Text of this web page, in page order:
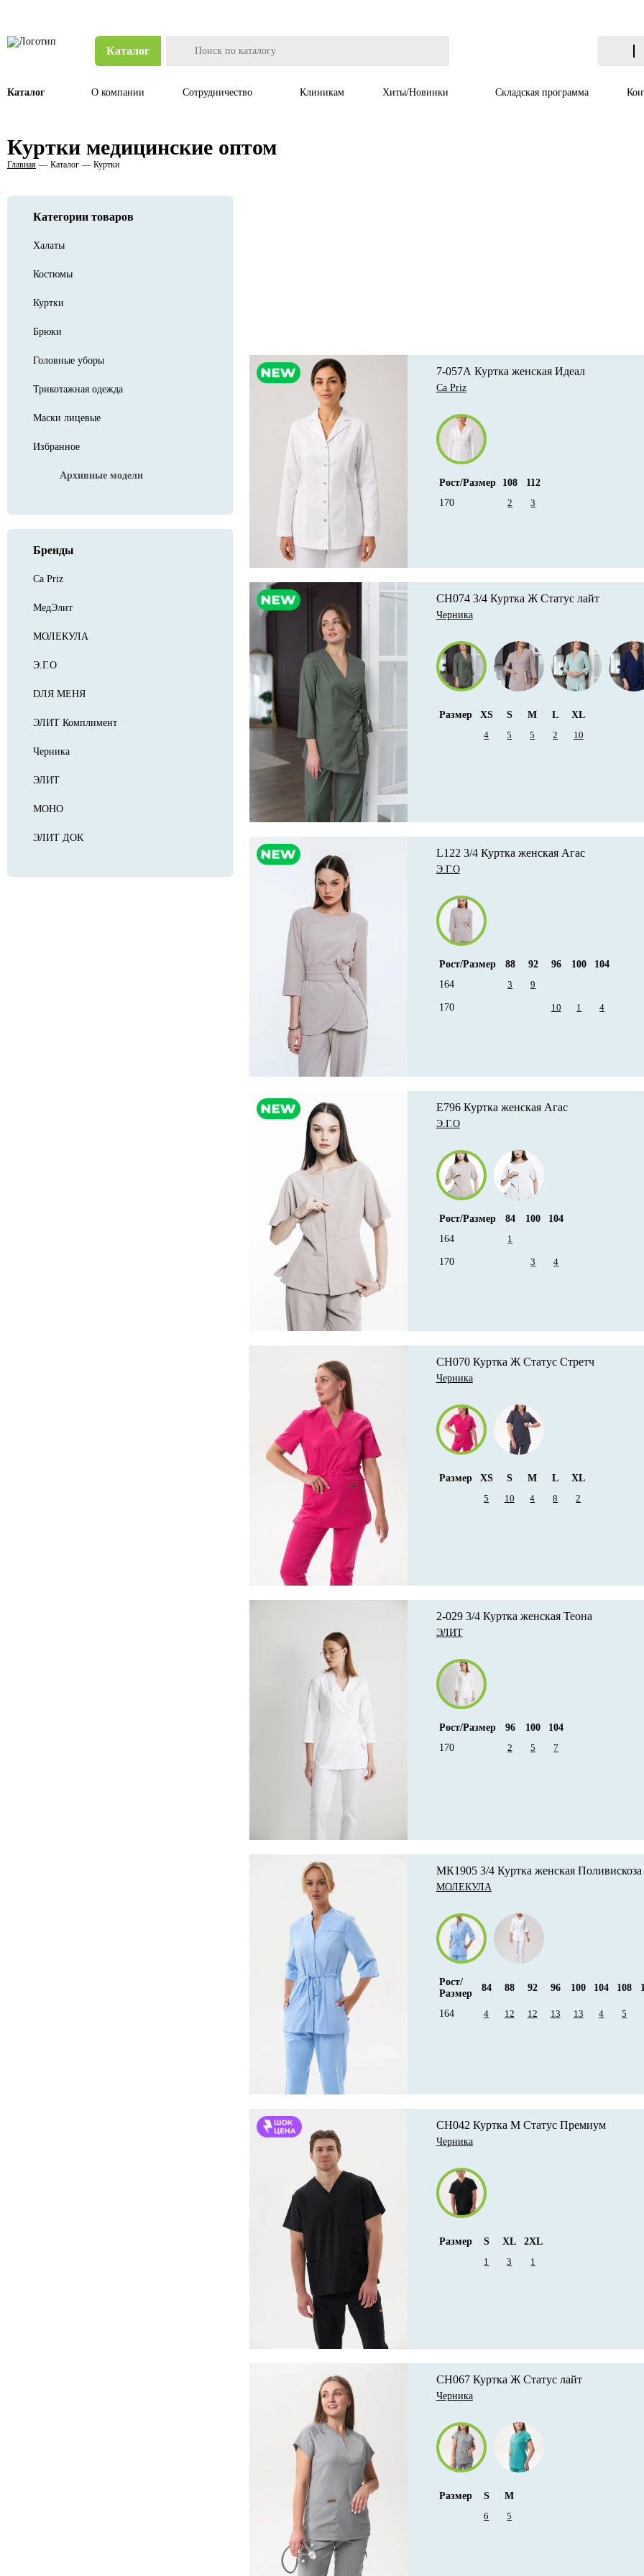
Каталог
Каталог О компании Сотрудничество Клиникам Хиты/Новинки Складская программа
Куртки медицинские оптом
Главная Каталог Куртки
Категории товаров
Халаты
Костюмы
Куртки
Брюки
Головные уборы
Трикотажная одежда
Маски лицевые
Избранное
Архивные модели
Бренды
Ca Priz
МедЭлит
МОЛЕКУЛА
Э.Г.О
DЛЯ МЕНЯ
ЭЛИТ Комплимент
Черника
ЭЛИТ
МОНО
ЭЛИТ ДОК
7-057А Куртка женская Идеал
Ca Priz
Рост/Размер 108
112
170
2 3
CH074 3/4 Куртка Ж Статус лайт
Черника
Размер XS S M L
XL
4
5 5 2 10
L122 3/4 Куртка женская Агас
Э.Г.О
Рост/Размер 88 92 96 100
104
164
3 9
170 10 1 4
E796 Куртка женская Агас
Э.Г.О
Рост/Размер 84 100
104
164
1
170 3 4
CH070 Куртка Ж Статус Стретч
Черника
Размер XS S M L
XL
5
10 4 8 2
2-029 3/4 Куртка женская Теона
ЭЛИТ
Рост/Размер 96 100
104
170
2 5 7
МК1905 3/4 Куртка женская Поливискоза
МОЛЕКУЛА
Рост/
Размер
84 88 92 96 100 104 108
164 4 12 12 13 13 4 5
CH042 Куртка М Статус Премиум
Черника
Размер S XL
2XL
1
3 1
CH067 Куртка Ж Статус лайт
Черника
Размер S
M
6
5